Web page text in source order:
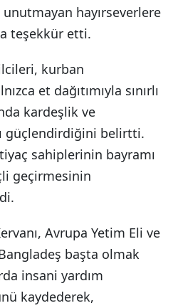
hayırseverlere
teşekkür etti.
kurban
et dağıtımıyla sınırlı
kardeşlik ve
güçlendirdiğini belirtti.
sahiplerinin bayramı
geçirmesinin
Avrupa Yetim Eli ve
başta olmak
insani yardım
kaydederek,